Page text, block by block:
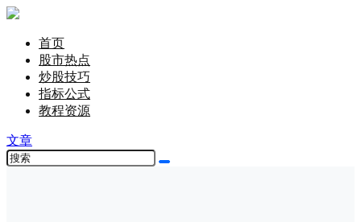
首页
股市热点
炒股技巧
指标公式
教程资源
文章